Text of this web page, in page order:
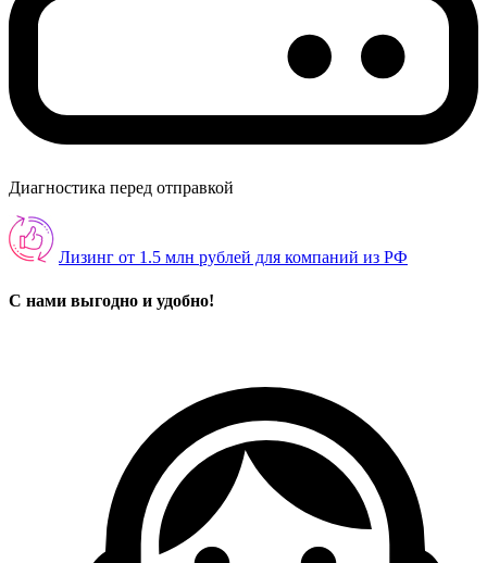
Диагностика перед отправкой
Лизинг от 1.5 млн рублей для компаний из РФ
С нами выгодно и удобно!